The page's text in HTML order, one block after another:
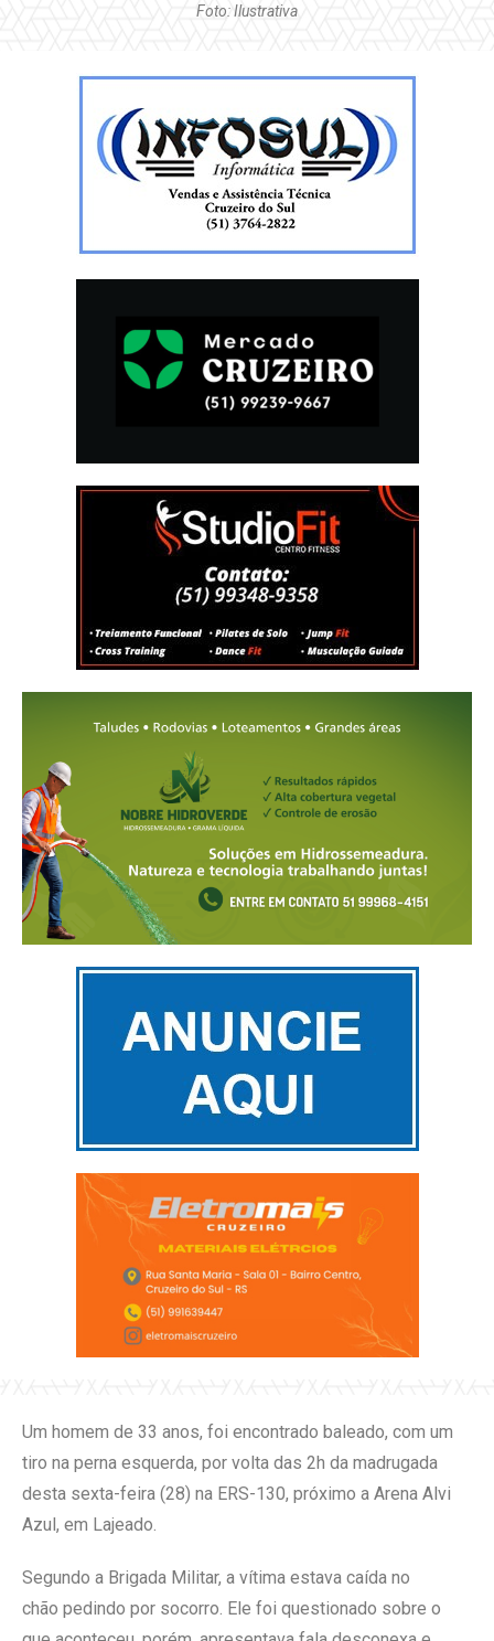
Foto: Ilustrativa
Um homem de 33 anos, foi encontrado baleado, com um
tiro na perna esquerda, por volta das 2h da madrugada
desta sexta-feira (28) na ERS-130, próximo a Arena Alvi
Azul, em Lajeado.
Segundo a Brigada Militar, a vítima estava caída no
chão pedindo por socorro. Ele foi questionado sobre o